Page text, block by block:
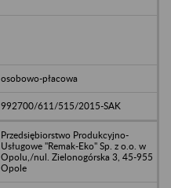
osobowo-płacowa
992700/611/515/2015-SAK
Przedsiębiorstwo Produkcyjno-
Usługowe "Remak-Eko" Sp. z o.o. w
Opolu,/nul. Zielonogórska 3, 45-955
Opole